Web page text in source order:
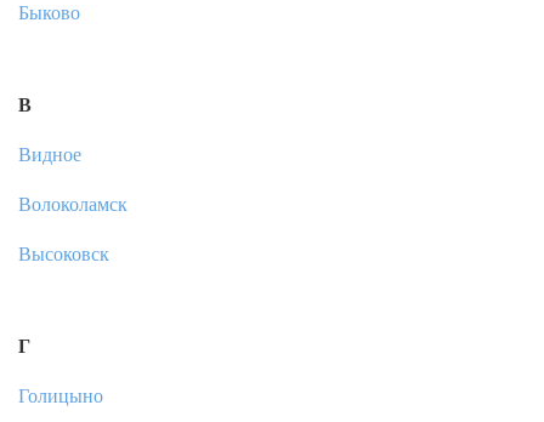
Быково
В
Видное
Волоколамск
Высоковск
Г
Голицыно